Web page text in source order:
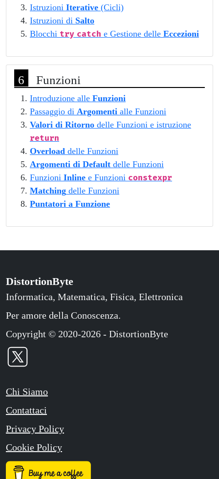
Istruzioni Iterative (Cicli)
Istruzioni di Salto
Blocchi try catch e Gestione delle Eccezioni
Funzioni
Introduzione alle Funzioni
Passaggio di Argomenti alle Funzioni
Valori di Ritorno delle Funzioni e istruzione
return
Overload delle Funzioni
Argomenti di Default delle Funzioni
Funzioni Inline e Funzioni constexpr
Matching delle Funzioni
Puntatori a Funzione
DistortionByte
Informatica, Matematica, Fisica, Elettronica
Per amore della Conoscenza.
Copyright © 2020-2026 - DistortionByte
Chi Siamo
Contattaci
Privacy Policy
Cookie Policy